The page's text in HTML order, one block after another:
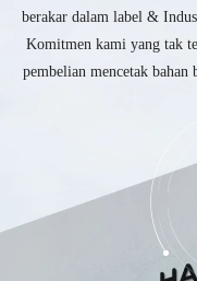
berakar dalam label &
Komitmen kami yang tak
pembelian mencetak bahan